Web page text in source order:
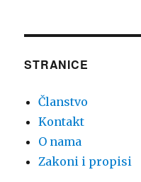
STRANICE
Članstvo
Kontakt
O nama
Zakoni i propisi